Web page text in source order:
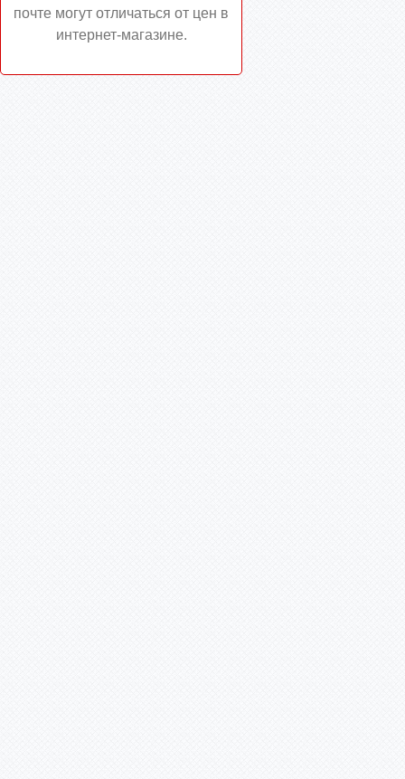
почте могут отличаться от цен в
интернет-магазине.